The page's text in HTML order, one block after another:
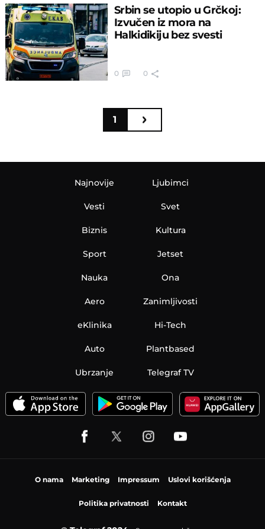
Srbin se utopio u Grčkoj:
Izvučen iz mora na
Halkidikiju bez svesti
0 0
1
Najnovije
Vesti
Biznis
Sport
Nauka
Aero
Ljubimci
Svet
Kultura
Jetset
Ona
Zanimljivosti
eKlinika Hi-Tech
Auto Plantbased
Ubrzanje Telegraf TV
O nama Marketing Impressum Uslovi korišćenja
Politika privatnosti Kontakt